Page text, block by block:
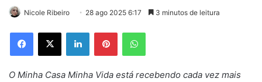
Nicole Ribeiro 28 ago 2025 6:17 3 minutos de leitura
Facebook
X LinkedinPinterestWhatsApp
O Minha Casa Minha Vida está recebendo cada vez mais